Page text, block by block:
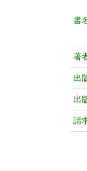
書
著
出
出
請